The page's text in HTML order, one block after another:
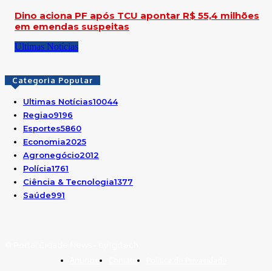
Dino aciona PF após TCU apontar R$ 55,4 milhões
em emendas suspeitas
Ultimas Notícias
Categoria Popular
Ultimas Notícias10044
Regiao9196
Esportes5860
Economia2025
Agronegócio2012
Polícia1761
Ciência & Tecnologia1377
Saúde991